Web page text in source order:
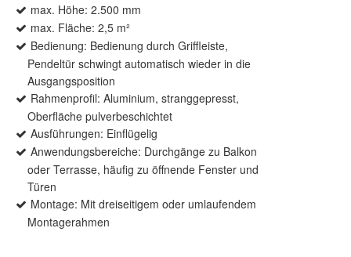
max. Höhe: 2.500 mm
max. Fläche: 2,5 m²
Bedienung: Bedienung durch Griffleiste,
Pendeltür schwingt automatisch wieder in die
Ausgangsposition
Rahmenprofil: Aluminium, stranggepresst,
Oberfläche pulverbeschichtet
Ausführungen: Einflügelig
Anwendungsbereiche: Durchgänge zu Balkon
oder Terrasse, häufig zu öffnende Fenster und
Türen
Montage: Mit dreiseitigem oder umlaufendem
Montagerahmen